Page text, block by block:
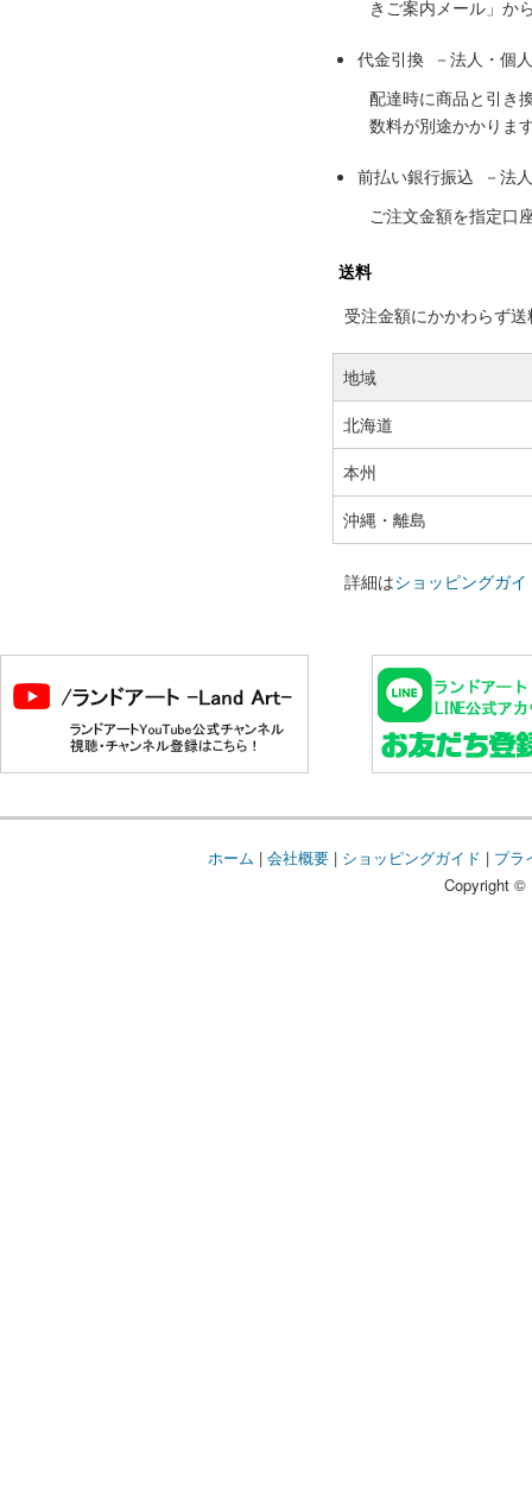
きご案内メール」か
代金引換 －法人・個
配達時に商品と引き
数料が別途かかりま
前払い銀行振込 －法
ご注文金額を指定口
送料
受注金額にかかわらず
地域
北海道
本州
沖縄・離島
詳細はショッピングガイ
ホーム | 会社概要| ショッピングガイド | プラ
Copyright ©